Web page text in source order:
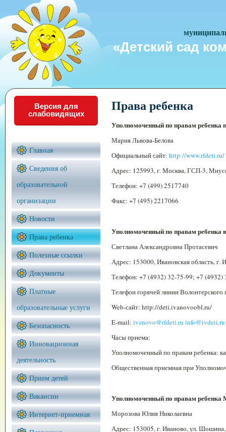
«Детский сад
Версия для
слабовидящих
Главная
Сведения об
образовательной
организации
Новости
Права ребенка
Полезные ссылки
Документы
Платные
образовательные услуги
Безопасность
Инновационная
деятельность
Прием детей
Вакансии
Интернет-приемная
Права ребенка
Уполномоченный по правам ребенка
Мария Львова-Белова
Официальный сайт: http://www.rfdeti.ru/
Адрес: 125993, г. Москва, ГСП-3,
Телефон: +7 (499) 2517740
Факс: +7 (495) 2217066
Уполномоченный по правам ребенка
Светлана Александровна Протасевич
Адрес: 153000, Ивановская область, г.
Телефон: +7 (4932) 32-75-99; +7
Телефон горячей линии
Web-сайт: http://deti.ivanovoobl.ru/
E-mail: ivanovo@rfdeti.ru info@ivdeti.ru
Часы приема:
Уполномоченный по правам ребенка:
Общественная приемная при
Уполномоченный по правам
Морозова Юлия Николаевна
Адрес: 153005, г. Иваново, ул. Шошина,